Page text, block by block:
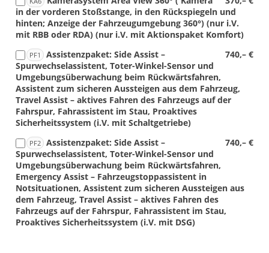
in der vorderen Stoßstange, in den Rückspiegeln und
hinten; Anzeige der Fahrzeugumgebung 360°) (nur i.V.
mit RBB oder RDA) (nur i.V. mit Aktionspaket Komfort)
PF1 740,– €
Assistenzpaket: Side Assist –
Spurwechselassistent, Toter-Winkel-Sensor und
Umgebungsüberwachung beim Rückwärtsfahren,
Assistent zum sicheren Aussteigen aus dem Fahrzeug,
Travel Assist – aktives Fahren des Fahrzeugs auf der
Fahrspur, Fahrassistent im Stau, Proaktives
Sicherheitssystem (i.V. mit Schaltgetriebe)
PF2 740,– €
Assistenzpaket: Side Assist –
Spurwechselassistent, Toter-Winkel-Sensor und
Umgebungsüberwachung beim Rückwärtsfahren,
Emergency Assist – Fahrzeugstoppassistent in
Notsituationen, Assistent zum sicheren Aussteigen aus
dem Fahrzeug, Travel Assist – aktives Fahren des
Fahrzeugs auf der Fahrspur, Fahrassistent im Stau,
Proaktives Sicherheitssystem (i.V. mit DSG)